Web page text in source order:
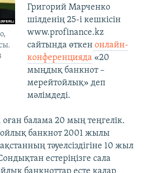
Григорий Марченко
шілденің 25-і кешкісін
www.profinance.kz
сайтында өткенонлайн-
конференцияда «20
мыңдық банкнот –
мерейтойлық» деп
мәлімдеді.
балама 20 мың теңгелік.
банкнот 2001 жылы
тәуелсіздігіне 10 жыл
естеріңізге сала